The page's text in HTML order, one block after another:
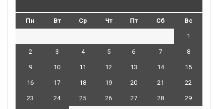
Пн Вт Ср Чт Пт Сб Вс
1
2 3 4 5 6 7 8
9 10 11 12 13 14 15
16 17 18 19 20 21 22
23 24 25 26 27 28 29